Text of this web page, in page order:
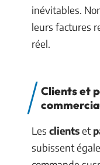
inévitables.
leurs factures
réel.
Clients et
Les clientset
subissent